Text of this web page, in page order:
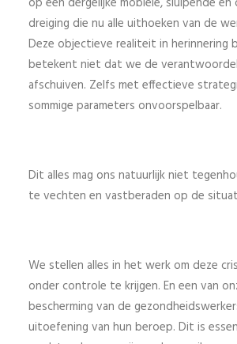
dreiging die nu alle uithoeken van de
Deze objectieve realiteit in herinnering
betekent niet dat we de
afschuiven. Zelfs met effectieve
sommige parameters onvoorspelbaar.
Dit alles mag ons natuurlijk niet
te vechten en vastberaden op de
We stellen alles in het werk om deze
onder controle te krijgen. En een van
bescherming van de
uitoefening van hun beroep. Dit is